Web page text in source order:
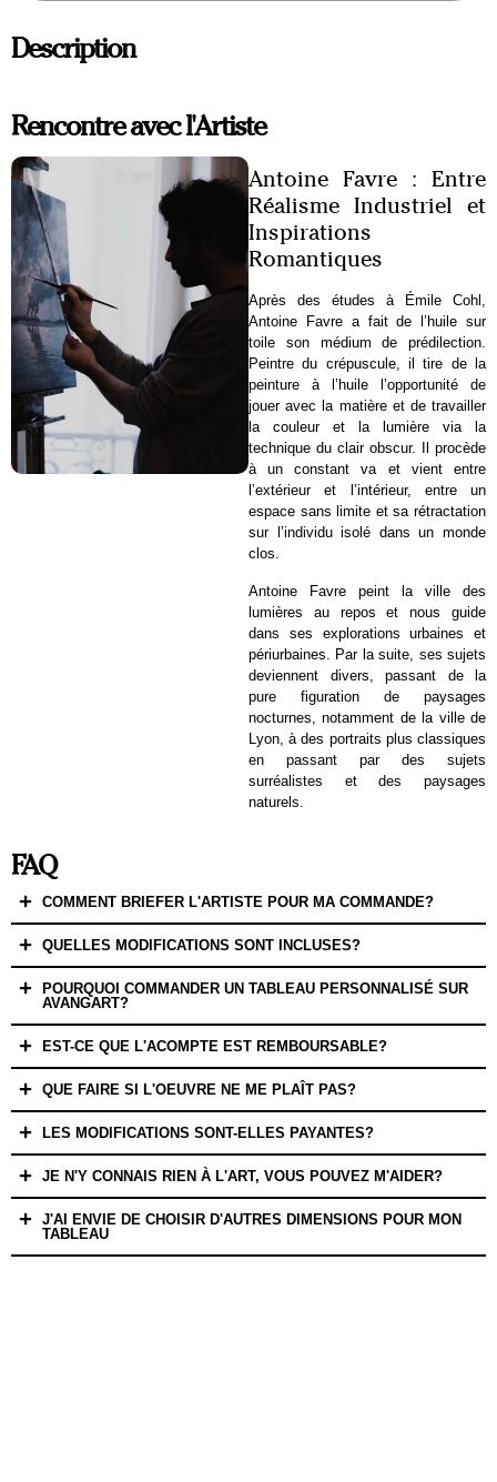
Description
Rencontre avec l'Artiste
Antoine Favre : Entre
Réalisme Industriel et
Inspirations
Romantiques
Après des études à Émile Cohl,
Antoine Favre a fait de l’huile sur
toile son médium de prédilection.
Peintre du crépuscule, il tire de la
peinture à l’huile l’opportunité de
jouer avec la matière et de travailler
la couleur et la lumière via la
technique du clair obscur. Il procède
à un constant va et vient entre
l’extérieur et l’intérieur, entre un
espace sans limite et sa rétractation
sur l’individu isolé dans un monde
clos.
Antoine Favre peint la ville des
lumières au repos et nous guide
dans ses explorations urbaines et
périurbaines. Par la suite, ses sujets
deviennent divers, passant de la
pure figuration de paysages
nocturnes, notamment de la ville de
Lyon, à des portraits plus classiques
en passant par des sujets
surréalistes et des paysages
naturels.
FAQ
COMMENT BRIEFER L'ARTISTE POUR MA COMMANDE?
QUELLES MODIFICATIONS SONT INCLUSES?
POURQUOI COMMANDER UN TABLEAU PERSONNALISÉ SUR
AVANGART?
EST-CE QUE L'ACOMPTE EST REMBOURSABLE?
QUE FAIRE SI L'OEUVRE NE ME PLAÎT PAS?
LES MODIFICATIONS SONT-ELLES PAYANTES?
JE N'Y CONNAIS RIEN À L'ART, VOUS POUVEZ M'AIDER?
J'AI ENVIE DE CHOISIR D'AUTRES DIMENSIONS POUR MON
TABLEAU